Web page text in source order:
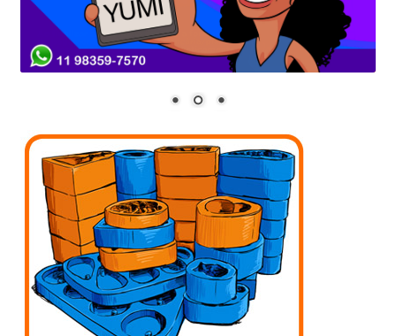
Frascos
Matéria Prima
Corante, Pigmento e Óxido
Manteiga
Óleos
Insumos para Vela